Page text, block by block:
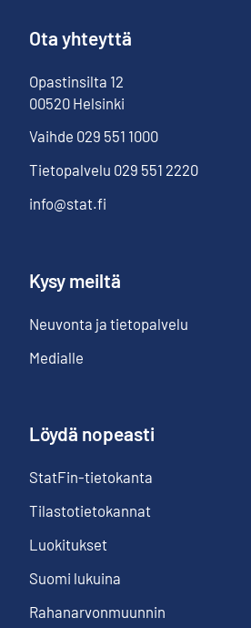
Ota yhteyttä
Opastinsilta 12
00520 Helsinki
Vaihde 029 551 1000
Tietopalvelu 029 551 2220
info@stat.fi
Kysy meiltä
Neuvonta ja tietopalvelu
Medialle
Löydä nopeasti
StatFin-tietokanta
Tilastotietokannat
Luokitukset
Suomi lukuina
Rahanarvonmuunnin